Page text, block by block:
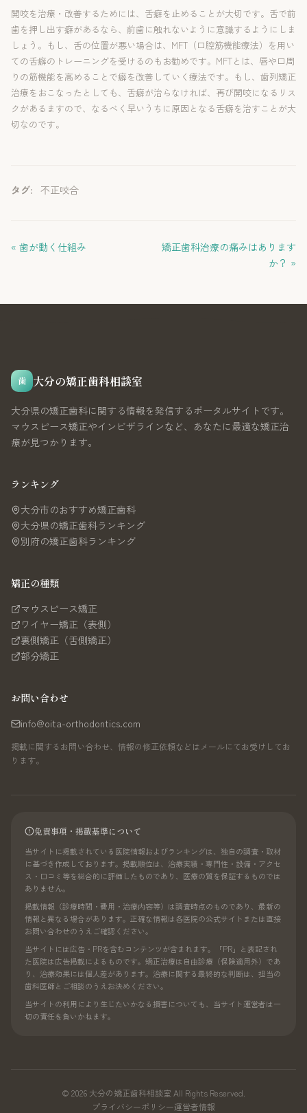
開咬を治療・改善するためには、舌癖を止めることが大切です。舌で前
歯を押し出す癖があるなら、前歯に触れないように意識するようにしま
しょう。もし、舌の位置が悪い場合は、MFT（口腔筋機能療法）を用い
ての舌癖のトレーニングを受けるのもお勧めです。MFTとは、唇や口周
りの筋機能を高めることで癖を改善していく療法です。もし、歯列矯正
治療をおこなったとしても、舌癖が治らなければ、再び開咬になるリス
クがあるますので、なるべく早いうちに原因となる舌癖を治すことが大
切なのです。
タグ: 不正咬合
« 歯が動く仕組み
矯正歯科治療の痛みはあります
か？ »
歯 大分の矯正歯科相談室
大分県の矯正歯科に関する情報を発信するポータルサイトです。
マウスピース矯正やインビザラインなど、あなたに最適な矯正治
療が見つかります。
ランキング
大分市のおすすめ矯正歯科
大分県の矯正歯科ランキング
別府の矯正歯科ランキング
矯正の種類
マウスピース矯正
ワイヤー矯正（表側）
裏側矯正（舌側矯正）
部分矯正
お問い合わせ
info@oita-orthodontics.com
掲載に関するお問い合わせ、情報の修正依頼などはメールにてお受けしてお
ります。
免責事項・掲載基準について
当サイトに掲載されている医院情報およびランキングは、独自の調査・取材
に基づき作成しております。掲載順位は、治療実績・専門性・設備・アクセ
ス・口コミ等を総合的に評価したものであり、医療の質を保証するものでは
ありません。
掲載情報（診療時間・費用・治療内容等）は調査時点のものであり、最新の
情報と異なる場合があります。正確な情報は各医院の公式サイトまたは直接
お問い合わせのうえご確認ください。
当サイトには広告・PRを含むコンテンツが含まれます。「PR」と表記され
た医院は広告掲載によるものです。矯正治療は自由診療（保険適用外）であ
り、治療効果には個人差があります。治療に関する最終的な判断は、担当の
歯科医師とご相談のうえお決めください。
当サイトの利用により生じたいかなる損害についても、当サイト運営者は一
切の責任を負いかねます。
© 2026 大分の矯正歯科相談室 All Rights Reserved.
プライバシーポリシー運営者情報